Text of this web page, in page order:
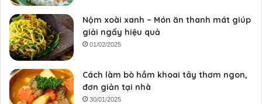
Nộm xoài xanh – Món ăn thanh mát giúp
giải ngấy hiệu quả
01/02/2025
Cách làm bò hầm khoai tây thơm ngon,
đơn giản tại nhà
30/01/2025